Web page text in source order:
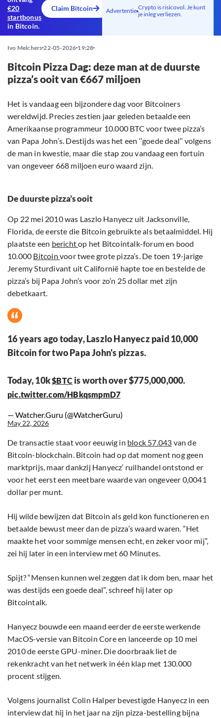
€20
startbonus
in Bitcoin.
Claim Bitcoin Advertentie Crypto is risicovol. Je kunt
je inleg verliezen.
Ivo Melchers 22-05-2026 19:28
Bitcoin Pizza Dag: deze man at de duurste
pizza’s ooit van €667 miljoen
Het is vandaag een bijzondere dag voor Bitcoiners
wereldwijd. Precies zestien jaar geleden betaalde een
Amerikaanse programmeur 10.000 BTC voor twee pizza’s
van Papa John’s. Destijds was het een ‘’goede deal’’ volgens
de man in kwestie, maar die stap zou vandaag een fortuin
van ongeveer 668 miljoen euro waard zijn.
De duurste pizza’s ooit
Op 22 mei 2010 was Laszlo Hanyecz uit Jacksonville,
Florida, de eerste die Bitcoin gebruikte als betaalmiddel. Hij
plaatste een berichtop het Bitcointalk-forum en bood
10.000 Bitcoinvoor twee grote pizza’s. De toen 19-jarige
Jeremy Sturdivant uit Californië hapte toe en bestelde de
pizza’s bij Papa John’s voor zo’n 25 dollar met zijn
debetkaart.
16 years ago today, Laszlo Hanyecz paid 10,000
Bitcoin for two Papa John's pizzas.
Today, 10k$BTC is worth over $775,000,000.
pic.twitter.com/HBkqsmpmD7
— Watcher.Guru (@WatcherGuru)
May 22, 2026
De transactie staat voor eeuwig in block 57.043 van de
Bitcoin-blockchain. Bitcoin had op dat moment nog geen
marktprijs, maar dankzij Hanyecz’ ruilhandel ontstond er
voor het eerst een meetbare waarde van ongeveer 0,0041
dollar per munt.
Hij wilde bewijzen dat Bitcoin als geld kon functioneren en
betaalde bewust meer dan de pizza’s waard waren. “Het
maakte het voor sommige mensen echt, en zeker voor mij”,
zei hij later in een interview met 60 Minutes.
Spijt? “Mensen kunnen wel zeggen dat ik dom ben, maar het
was destijds een goede deal”, schreef hij later op
Bitcointalk.
Hanyecz bouwde een maand eerder de eerste werkende
MacOS-versie van Bitcoin Core en lanceerde op 10 mei
2010 de eerste GPU-miner. Die doorbraak liet de
rekenkracht van het netwerk in één klap met 130.000
procent stijgen.
Volgens journalist Colin Halper bevestigde Hanyecz in een
interview dat hij in het jaar na zijn pizza-bestelling bijna